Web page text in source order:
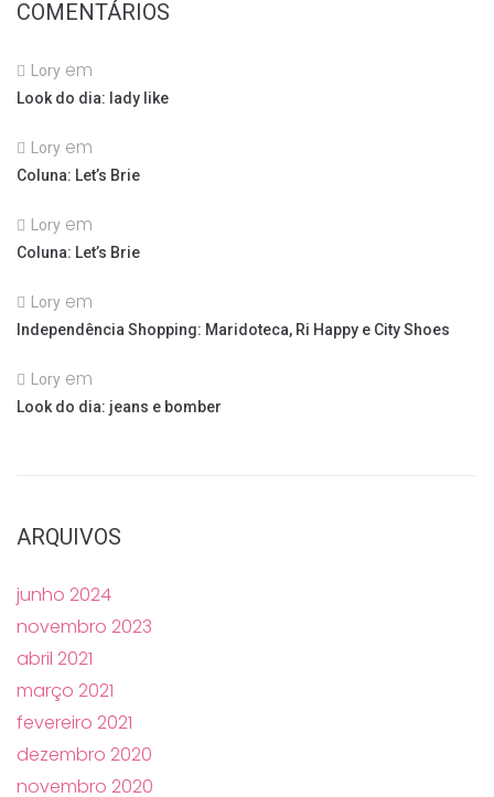
COMENTÁRIOS
Lory em
Look do dia: lady like
Lory em
Coluna: Let’s Brie
Lory em
Coluna: Let’s Brie
Lory em
Independência Shopping: Maridoteca, Ri Happy e City Shoes
Lory em
Look do dia: jeans e bomber
ARQUIVOS
junho 2024
novembro 2023
abril 2021
março 2021
fevereiro 2021
dezembro 2020
novembro 2020